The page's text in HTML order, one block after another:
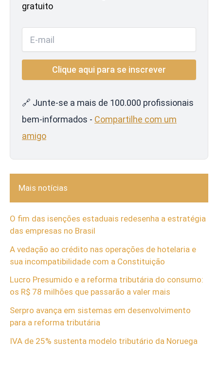
gratuito
🔗 Junte-se a mais de 100.000 profissionais
bem-informados - Compartilhe com um
amigo
Mais notícias
O fim das isenções estaduais redesenha a estratégia
das empresas no Brasil
A vedação ao crédito nas operações de hotelaria e
sua incompatibilidade com a Constituição
Lucro Presumido e a reforma tributária do consumo:
os R$ 78 milhões que passarão a valer mais
Serpro avança em sistemas em desenvolvimento
para a reforma tributária
IVA de 25% sustenta modelo tributário da Noruega